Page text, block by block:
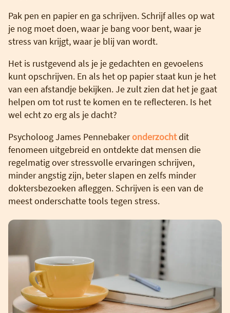
Pak pen en papier en ga schrijven. Schrijf alles op wat
je nog moet doen, waar je bang voor bent, waar je
stress van krijgt, waar je blij van wordt.
Het is rustgevend als je je gedachten en gevoelens
kunt opschrijven. En als het op papier staat kun je het
van een afstandje bekijken. Je zult zien dat het je gaat
helpen om tot rust te komen en te reflecteren. Is het
wel echt zo erg als je dacht?
Psycholoog James Pennebakeronderzochtdit
fenomeen uitgebreid en ontdekte dat mensen die
regelmatig over stressvolle ervaringen schrijven,
minder angstig zijn, beter slapen en zelfs minder
doktersbezoeken afleggen. Schrijven is een van de
meest onderschatte tools tegen stress.